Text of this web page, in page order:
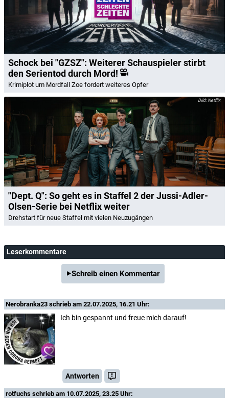
Schock bei "GZSZ": Weiterer Schauspieler stirbt
den Serientod durch Mord!
Krimiplot um Mordfall Zoe fordert weiteres Opfer
Netflix
"Dept. Q": So geht es in Staffel 2 der Jussi-Adler-
Olsen-Serie bei Netflix weiter
Drehstart für neue Staffel mit vielen Neuzugängen
Leserkommentare
Schreib einen Kommentar
Nerobranka23 schrieb am 22.07.2025, 16.21 Uhr:
Ich bin gespannt und freue mich darauf!
Antworten
rotfuchs schrieb am 10.07.2025, 23.25 Uhr: